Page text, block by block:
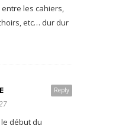
les cahiers,
etc… dur dur
Reply
début du